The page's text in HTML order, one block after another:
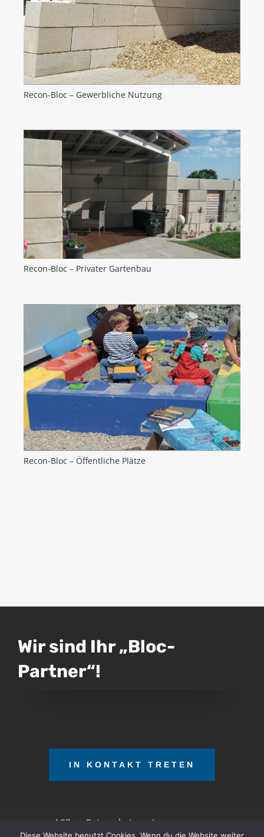
Recon-Bloc – Gewerbliche Nutzung
Recon-Bloc – Privater Gartenbau
Recon-Bloc – Öffentliche Plätze
Wir sind Ihr „Bloc-
Partner“!
IN KONTAKT TRETEN
AGB Datenschutz Impressum